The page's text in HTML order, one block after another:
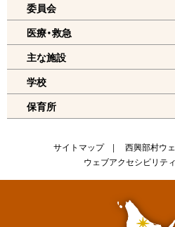
機
ニ
ュ
委員会
医療・救急
主な施設
学校
保育所
サイトマップ
西興部村ウ
ウェブアクセシビリティ